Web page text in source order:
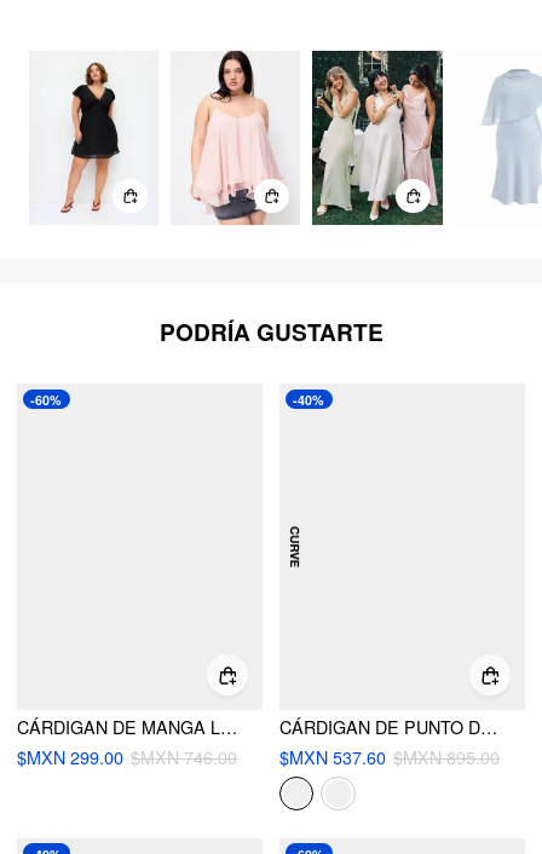
PODRÍA GUSTARTE
-60%
CÁRDIGAN DE MANGA LARGA RAYADO DE PUNTO
$MXN 299.00 $MXN 746.00
-40%
CÁRDIGAN DE PUNTO DE CUELLO REDONDO SÓLIDO CON LAZO DELANTERO CURVY
$MXN 537.60 $MXN 895.00